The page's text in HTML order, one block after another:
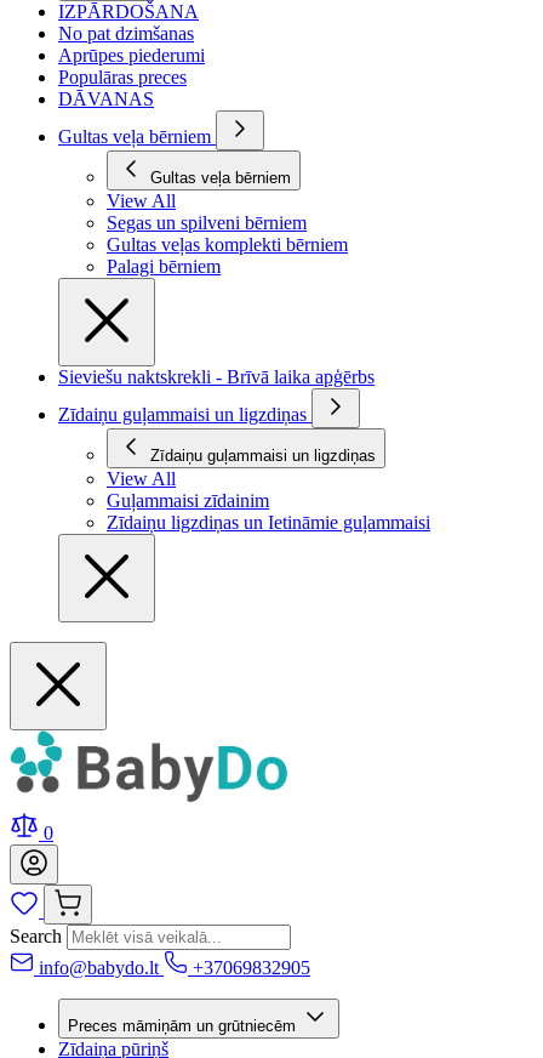
IZPĀRDOŠANA
No pat dzimšanas
Aprūpes piederumi
Populāras preces
DĀVANAS
Gultas veļa bērniem
Gultas veļa bērniem
View All
Segas un spilveni bērniem
Gultas veļas komplekti bērniem
Palagi bērniem
Sieviešu naktskrekli - Brīvā laika apģērbs
Zīdaiņu guļammaisi un ligzdiņas
Zīdaiņu guļammaisi un ligzdiņas
View All
Guļammaisi zīdainim
Zīdaiņu ligzdiņas un Ietināmie guļammaisi
0
Search
info@babydo.lt
+37069832905
Preces māmiņām un grūtniecēm
Zīdaiņa pūriņš